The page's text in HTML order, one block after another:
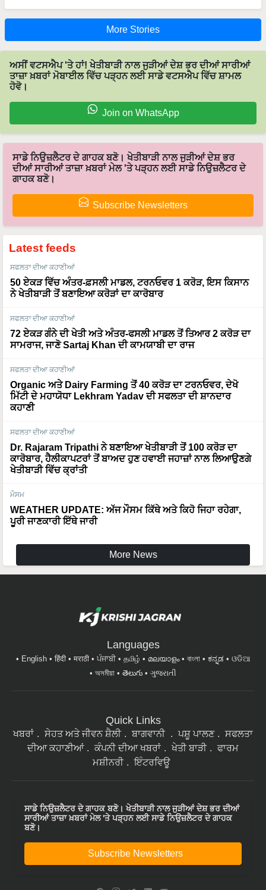
More Stories
ਅਸੀਂ ਵਟਸਐਪ 'ਤੇ ਹਾਂ! ਖੇਤੀਬਾੜੀ ਨਾਲ ਜੁੜੀਆਂ ਦੇਸ਼ ਭਰ ਦੀਆਂ ਸਾਰੀਆਂ
ਤਾਜ਼ਾ ਖ਼ਬਰਾਂ ਮੋਬਾਈਲ ਵਿੱਚ ਪੜ੍ਹਨ ਲਈ ਸਾਡੇ ਵਟਸਐਪ ਵਿੱਚ ਸ਼ਾਮਲ
ਹੋਵੋ।
Join on WhatsApp
ਸਾਡੇ ਨਿਉਜ਼ਲੈਟਰ ਦੇ ਗਾਹਕ ਬਣੋ। ਖੇਤੀਬਾੜੀ ਨਾਲ ਜੁੜੀਆਂ ਦੇਸ਼ ਭਰ
ਦੀਆਂ ਸਾਰੀਆਂ ਤਾਜ਼ਾ ਖ਼ਬਰਾਂ ਮੇਲ 'ਤੇ ਪੜ੍ਹਨ ਲਈ ਸਾਡੇ ਨਿਉਜ਼ਲੈਟਰ ਦੇ
ਗਾਹਕ ਬਣੋ।
Subscribe Newsletters
Latest feeds
ਸਫਲਤਾ ਦੀਆ ਕਹਾਣੀਆਂ
50 ਏਕੜ ਵਿੱਚ ਅੰਤਰ-ਫ਼ਸਲੀ ਮਾਡਲ, ਟਰਨਓਵਰ 1 ਕਰੋੜ, ਇਸ ਕਿਸਾਨ
ਨੇ ਖੇਤੀਬਾੜੀ ਤੋਂ ਬਣਾਇਆ ਕਰੋੜਾਂ ਦਾ ਕਾਰੋਬਾਰ
ਸਫਲਤਾ ਦੀਆ ਕਹਾਣੀਆਂ
72 ਏਕੜ ਗੰਨੇ ਦੀ ਖੇਤੀ ਅਤੇ ਅੰਤਰ-ਫਸਲੀ ਮਾਡਲ ਤੋਂ ਤਿਆਰ 2 ਕਰੋੜ ਦਾ
ਸਾਮਰਾਜ, ਜਾਣੋ Sartaj Khan ਦੀ ਕਾਮਯਾਬੀ ਦਾ ਰਾਜ
ਸਫਲਤਾ ਦੀਆ ਕਹਾਣੀਆਂ
Organic ਅਤੇ Dairy Farming ਤੋਂ 40 ਕਰੋੜ ਦਾ ਟਰਨਓਵਰ, ਦੇਖੋ
ਮਿੱਟੀ ਦੇ ਮਹਾਯੋਧਾ Lekhram Yadav ਦੀ ਸਫਲਤਾ ਦੀ ਸ਼ਾਨਦਾਰ
ਕਹਾਣੀ
ਸਫਲਤਾ ਦੀਆ ਕਹਾਣੀਆਂ
Dr. Rajaram Tripathi ਨੇ ਬਣਾਇਆ ਖੇਤੀਬਾੜੀ ਤੋਂ 100 ਕਰੋੜ ਦਾ
ਕਾਰੋਬਾਰ, ਹੈਲੀਕਾਪਟਰਾਂ ਤੋਂ ਬਾਅਦ ਹੁਣ ਹਵਾਈ ਜਹਾਜ਼ਾਂ ਨਾਲ ਲਿਆਉਣਗੇ
ਖੇਤੀਬਾੜੀ ਵਿੱਚ ਕ੍ਰਾਂਤੀ
ਮੌਸਮ
WEATHER UPDATE: ਅੱਜ ਮੌਸਮ ਕਿੱਥੇ ਅਤੇ ਕਿਹੋ ਜਿਹਾ ਰਹੇਗਾ,
ਪੂਰੀ ਜਾਣਕਾਰੀ ਇੱਥੇ ਜਾਰੀ
More News
Languages
English हिंदी मराठी ਪੰਜਾਬੀ தமிழ் മലയാളം বাংলা ಕನ್ನಡ
ଓଡିଆ
অসমীয়া
తెలుగు ગુજરાતી
Quick Links
ਖਬਰਾਂ ਸੇਹਤ ਅਤੇ ਜੀਵਨ ਸ਼ੈਲੀ ਬਾਗਵਾਨੀ ਪਸ਼ੂ ਪਾਲਣ
ਸਫਲਤਾ
ਦੀਆ ਕਹਾਣੀਆਂ
ਕੰਪਨੀ ਦੀਆ ਖਬਰਾਂ ਖੇਤੀ ਬਾੜੀ
ਫਾਰਮ
ਮਸ਼ੀਨਰੀ
ਇੰਟਰਵਿਊ
ਸਾਡੇ ਨਿਉਜ਼ਲੈਟਰ ਦੇ ਗਾਹਕ ਬਣੋ। ਖੇਤੀਬਾੜੀ ਨਾਲ ਜੁੜੀਆਂ ਦੇਸ਼ ਭਰ ਦੀਆਂ
ਸਾਰੀਆਂ ਤਾਜ਼ਾ ਖ਼ਬਰਾਂ ਮੇਲ 'ਤੇ ਪੜ੍ਹਨ ਲਈ ਸਾਡੇ ਨਿਉਜ਼ਲੈਟਰ ਦੇ ਗਾਹਕ
ਬਣੋ।
Subscribe Newsletters